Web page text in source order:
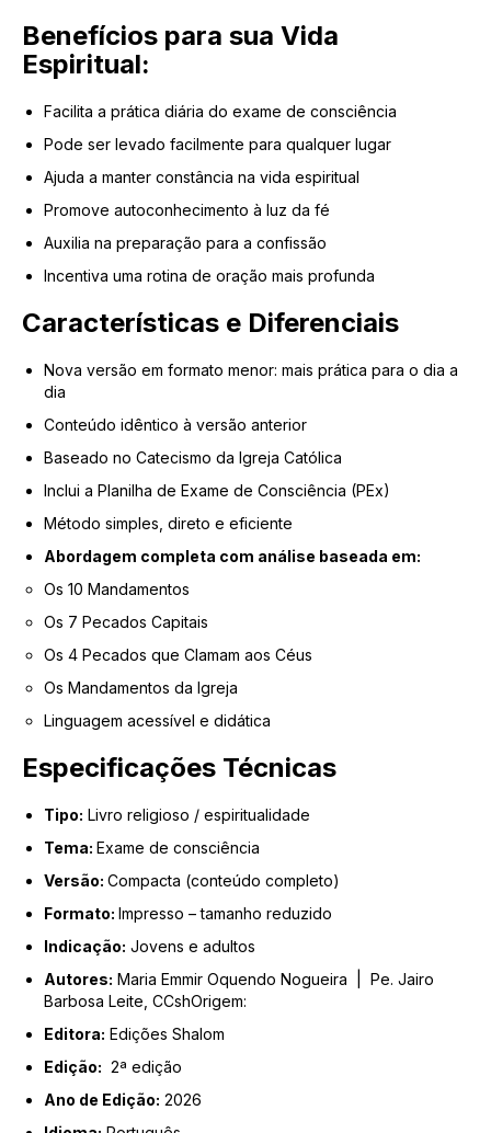
Benefícios para sua Vida
Espiritual:
Facilita a prática diária do exame de consciência
Pode ser levado facilmente para qualquer lugar
Ajuda a manter constância na vida espiritual
Promove autoconhecimento à luz da fé
Auxilia na preparação para a confissão
Incentiva uma rotina de oração mais profunda
Características e Diferenciais
Nova versão em formato menor: mais prática para o dia a
dia
Conteúdo idêntico à versão anterior
Baseado no Catecismo da Igreja Católica
Inclui a Planilha de Exame de Consciência (PEx)
Método simples, direto e eficiente
Abordagem completa com análise baseada em:
Os 10 Mandamentos
Os 7 Pecados Capitais
Os 4 Pecados que Clamam aos Céus
Os Mandamentos da Igreja
Linguagem acessível e didática
Especificações Técnicas
Tipo: Livro religioso / espiritualidade
Tema: Exame de consciência
Versão: Compacta (conteúdo completo)
Formato: Impresso – tamanho reduzido
Indicação: Jovens e adultos
Autores: Maria Emmir Oquendo Nogueira | Pe. Jairo
Barbosa Leite, CCshOrigem:
Editora: Edições Shalom
Edição: 2ª edição
Ano de Edição: 2026